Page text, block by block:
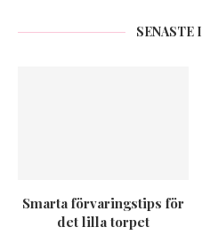
SENASTE
Smarta förvaringstips för
det lilla torpet